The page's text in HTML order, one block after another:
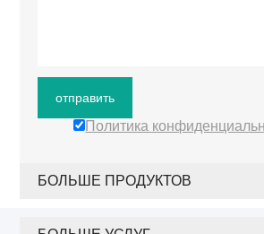
отправить
Политика
БОЛЬШЕ ПРОДУКТОВ